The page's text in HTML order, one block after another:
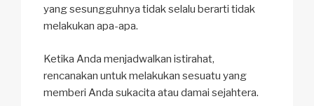
yang sesungguhnya tidak selalu berarti tidak
melakukan apa-apa.
Ketika Anda menjadwalkan istirahat,
rencanakan untuk melakukan sesuatu yang
memberi Anda sukacita atau damai sejahtera.